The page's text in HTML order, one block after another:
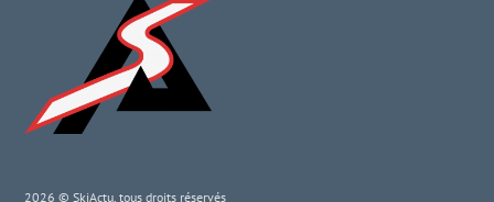
2026 © SkiActu, tous droits réservés